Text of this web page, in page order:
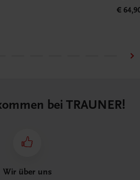
€
bei TRAUNER!
Wir über uns